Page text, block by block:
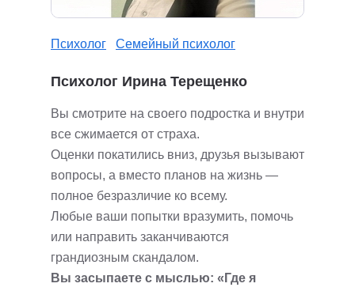
Психолог Семейный психолог
Психолог Ирина Терещенко
Вы смотрите на своего подростка и внутри
все сжимается от страха.
Оценки покатились вниз, друзья вызывают
вопросы, а вместо планов на жизнь —
полное безразличие ко всему.
Любые ваши попытки вразумить, помочь
или направить заканчиваются
грандиозным скандалом.
Вы засыпаете с мыслью: «Где я